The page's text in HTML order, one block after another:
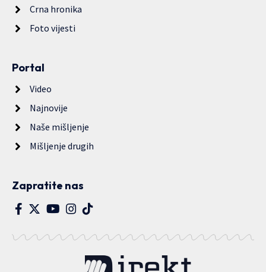
Crna hronika
Foto vijesti
Portal
Video
Najnovije
Naše mišljenje
Mišljenje drugih
Zapratite nas